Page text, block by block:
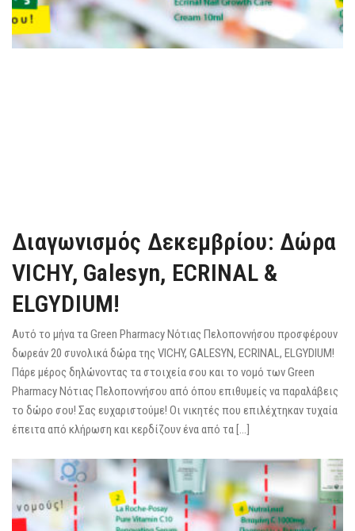
Διαγωνισμός Δεκεμβρίου: Δώρα
VICHY, Galesyn, ECRINAL &
ELGYDIUM!
Αυτό το μήνα τα Green Pharmacy Νότιας Πελοποννήσου προσφέρουν
δωρεάν 20 συνολικά δώρα της VICHY, GALESYN, ECRINAL, ELGYDIUM!
Πάρε μέρος δηλώνοντας τα στοιχεία σου και το νομό των Green
Pharmacy Νότιας Πελοποννήσου από όπου επιθυμείς να παραλάβεις
το δώρο σου! Σας ευχαριστούμε! Οι νικητές που επιλέχτηκαν τυχαία
έπειτα από κλήρωση και κερδίζουν ένα από τα […]